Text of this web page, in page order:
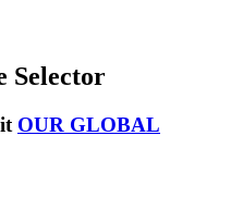
Selector
OUR GLOBAL